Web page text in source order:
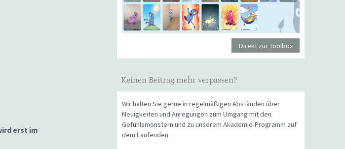
erst im
Direkt zur Toolbox
Keinen Beitrag mehr verpassen?
Wir halten Sie gerne in regelmäßigen Abständen über
Neuigkeiten und Anregungen zum Umgang mit den
Gefühlsmonstern und zu unserem Akademie-Programm auf
dem Laufenden.